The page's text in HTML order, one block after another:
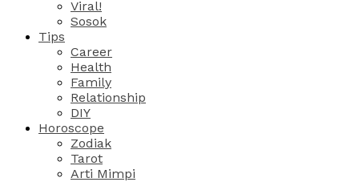
Viral!
Sosok
Tips
Career
Health
Family
Relationship
DIY
Horoscope
Zodiak
Tarot
Arti Mimpi